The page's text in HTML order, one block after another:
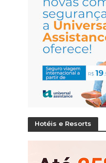
Hotéis e Resorts